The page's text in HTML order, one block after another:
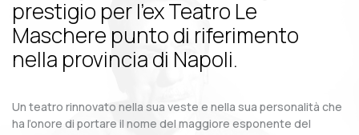
prestigio per l’ex Teatro Le
Maschere punto di riferimento
nella provincia di Napoli.
Un teatro rinnovato nella sua veste e nella sua personalità che
ha l’onore di portare il nome del maggiore esponente del